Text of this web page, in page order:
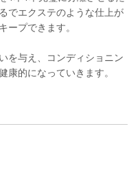
でエクステのような仕上が
ープできます。
を与え、コンディショニン
康的になっていきます。